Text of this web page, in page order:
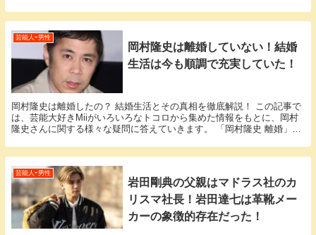
芸能人ｰ男性
岡村隆史は離婚していない！結婚
生活は今も順調で充実していた！
岡村隆史は離婚したの？ 結婚生活とその真相を徹底解説！ この記事で
は、芸能大好きMiiがいろいろなトコロから集めた情報をもとに、岡村
隆史さんに関する様々な疑問に答えていきます。 「岡村隆史 離婚」と
芸能人ｰ男性
岩田剛典の父親はマドラス社のカ
リスマ社長！岩田達七は革靴メー
カーの象徴的存在だった！